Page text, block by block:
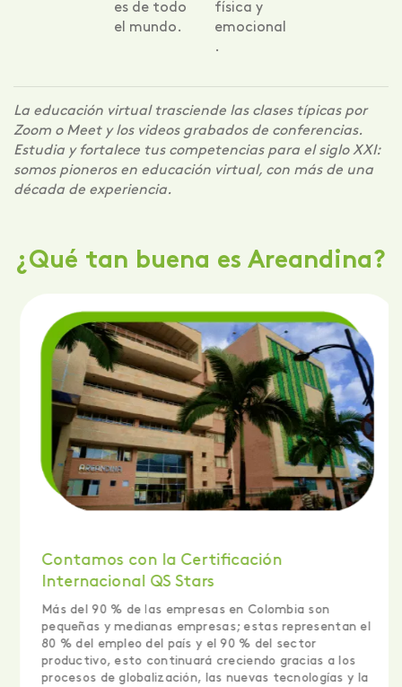
es de todo
el mundo.
física y
emocional
.
La educación virtual trasciende las clases típicas por
Zoom o Meet y los videos grabados de conferencias.
Estudia y fortalece tus competencias para el siglo XXI:
somos pioneros en educación virtual, con más de una
década de experiencia.
¿Qué tan buena es Areandina?
Contamos con la Certificación
Internacional QS Stars
Más del 90 % de las empresas en Colombia son
pequeñas y medianas empresas; estas representan el
80 % del empleo del país y el 90 % del sector
productivo, esto continuará creciendo gracias a los
procesos de globalización, las nuevas tecnologías y la